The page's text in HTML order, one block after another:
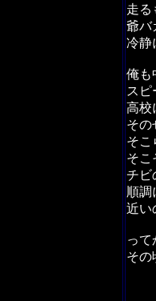
走る
爺バ
冷静
俺も
ス
高校
その
そこ
そこ
チビ
順調
近い
って
その